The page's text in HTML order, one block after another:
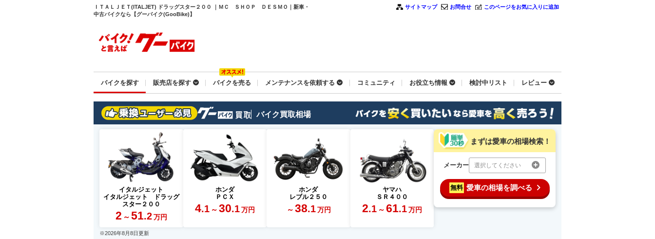
ＩＴＡＬＪＥＴ(ITALJET) ドラッグスター２００ ｜ＭＣ ＳＨＯＰ ＤＥＳＭＯ｜新車・
中古バイクなら【グーバイク(GooBike)】
サイトマップ お問合せ このページをお気に入りに追加
バイクを探す 販売店を探す バイクを売る メンテナンスを依頼する コミュニティ お役立ち情報 検討中リスト レビュー
バイク買取相場
イタルジェット
イタルジェット ドラッグ
スター２００
2 ～ 51.2 万円
ホンダ
ＰＣＸ
4.1 ～ 30.1 万円
ホンダ
レブル２５０
～ 38.1 万円
ヤマハ
ＳＲ４００
2.1 ～ 61.1 万円
まずは愛車の相場検索！
メーカー 選択してください
無料 愛車の相場を調べる
※2026年8月8日更新